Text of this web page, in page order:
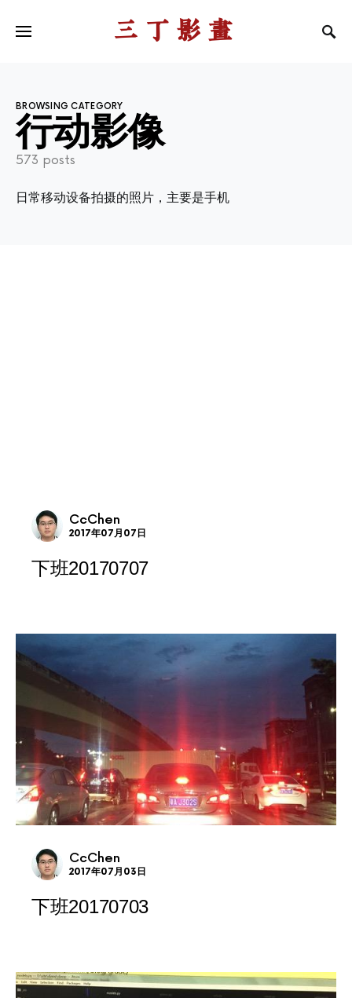
三丁影画
BROWSING CATEGORY
行动影像
573 posts
日常移动设备拍摄的照片，主要是手机
CcChen
2017年07月07日
下班20170707
CcChen
2017年07月03日
下班20170703